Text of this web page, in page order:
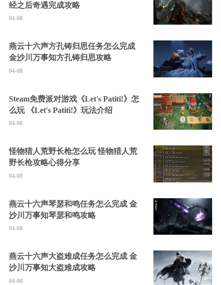
经之后奇遇完成攻略
04-08
燕云十六声方孔铸归思任务怎么完成
金沙川万事知方孔铸归思攻略
04-08
Steam免费派对游戏《Let's Patiti!》怎
么玩 《Let's Patiti!》玩法介绍
04-08
怪物猎人荒野长枪怎么玩 怪物猎人荒
野长枪攻略心得分享
04-08
燕云十六声琴瑟和鸣任务怎么完成 金
沙川万事知琴瑟和鸣攻略
04-08
燕云十六声大盗难成任务怎么完成 金
沙川万事知大盗难成攻略
04-08